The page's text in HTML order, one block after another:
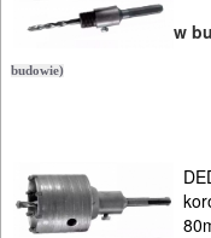
Do
Do
lamelownic
w
budowie)